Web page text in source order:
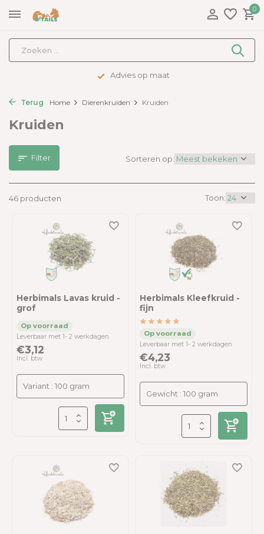
0
Advies op maat
Terug Home Dierenkruiden Kruiden
Kruiden
Filter
46 producten Toon:
Sorteren op:
Herbimals Lavas kruid -
grof
Leverbaar met 1- 2 werkdagen
€3,12
Incl. btw
Herbimals Kleefkruid -
fijn
Leverbaar met 1- 2 werkdagen
€4,23
Incl. btw